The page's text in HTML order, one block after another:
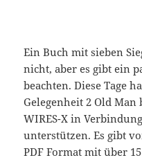
Ein Buch mit sieben
nicht, aber es gibt ein
beachten. Diese Tage
Gelegenheit 2 Old
WIRES-X in
unterstützen. Es gibt
PDF Format mit über